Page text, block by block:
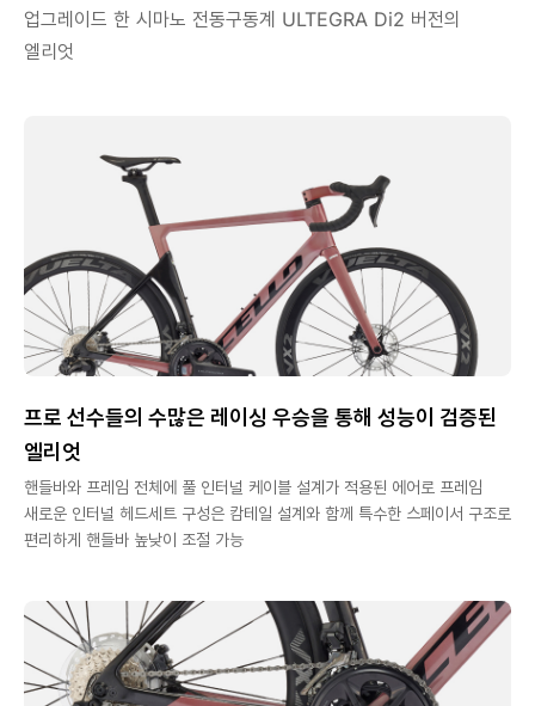
업그레이드 한 시마노 전동구동계 ULTEGRA Di2 버전의
엘리엇
프로 선수들의 수많은 레이싱 우승을 통해 성능이 검증된
엘리엇
핸들바와 프레임 전체에 풀 인터널 케이블 설계가 적용된 에어로 프레임
새로운 인터널 헤드세트 구성은 캄테일 설계와 함께 특수한 스페이서 구조로
편리하게 핸들바 높낮이 조절 가능